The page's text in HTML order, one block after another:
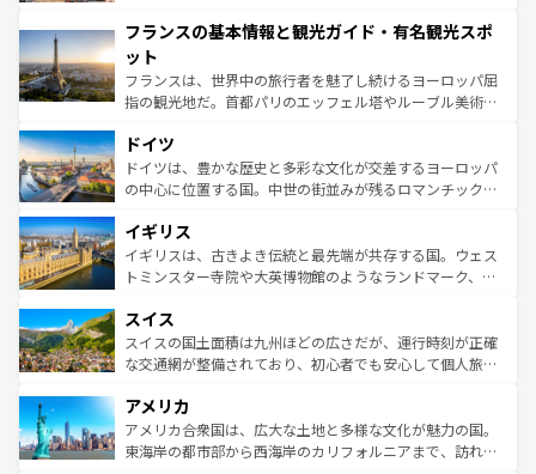
ませてくれるイタリアで、忘れられない旅をしてみよう！
なお、新着のイタリア情報は
しい。
文化が根付くこの国では、情熱的なフラメンコ、熱気あふ
れる闘牛、そして美味しいタパスが生活の一部となってい
る。首都マドリードの洗練された雰囲気や、バルセロナの
アートに溢れた街角から、地方では古代ローマ遺跡や中世
せる。地方によって風土や気候が異なるスペインはその個
性で訪れる人を魅了する。 なお、新着のスペイン情報は コ
ンテンツ一覧を参照してほしい。
フランスの基本情報と観光ガイド・有名観光スポ
ット
フランスは、世界中の旅行者を魅了し続けるヨーロッパ屈
指の観光地だ。首都パリのエッフェル塔やルーブル美術館
で、幅広い魅力が詰まっている。華麗な宮殿、歴史的な大
聖堂、美しいビーチ、そして豊かな自然が、訪れる者を心
から魅了する。また、フランスは美食の国としても知ら
いる。シャンパンの発祥地であるランス、プロヴァンスの
香り高いラベンダー畑など、多彩な楽しみ方が可能だ。さ
らに、パリ以外の地域にも魅力が溢れており、どの街角に
れる地方に足を運ぶとそれぞれで全く異なる文化を体験で
きるだろう。 なお、新着のフランス情報はコンテンツ一覧
を参照してほしい。
ドイツ
ドイツは、豊かな歴史と多彩な文化が交差するヨーロッパ
の中心に位置する国。中世の街並みが残るロマンチック街
顔を持つこの国は、どこを歩いても飽きることがない。ベ
ルリンの文化的活気、バイエルン州のアルプスの絶景、そ
してライン川沿いのワイン畑といった風景は必見。ビール
は、お酒好きな人にはぜひ体験してほしい。 なお、新着の
ドイツ情報はコンテンツ一覧を参照してほしい。
イギリス
イギリスは、古きよき伝統と最先端が共存する国。ウェス
トミンスター寺院や大英博物館のようなランドマーク、歴
リアごとに異なる魅力がある。また、優雅なアフタヌーン
ティー、ビール好きにはたまらない英国パブ、サッカー観
戦など、本場だからこそできる体験も豊富。イギリスを旅
ンツ一覧を参照してほしい。
スイス
スイスの国土面積は九州ほどの広さだが、運行時刻が正確
な交通網が整備されており、初心者でも安心して個人旅行
の建物がそのまま残る町や、スイスならではのユニークな
博物館もあり、アルプス観光だけでなく町歩きも満喫する
ことができる。国民の所得が高いため物価も高いが、旅行
アメリカ
アメリカ合衆国は、広大な土地と多様な文化が魅力の国。
東海岸の都市部から西海岸のカリフォルニアまで、訪れる